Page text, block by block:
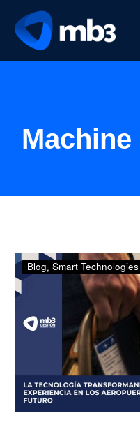
Blog Smart Technologies